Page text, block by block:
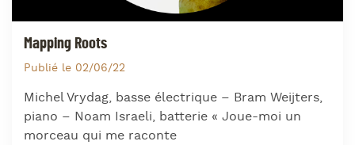
Mapping Roots
Publié le 02/06/22
Michel Vrydag, basse électrique – Bram Weijters,
piano – Noam Israeli, batterie « Joue-moi un
morceau qui me raconte